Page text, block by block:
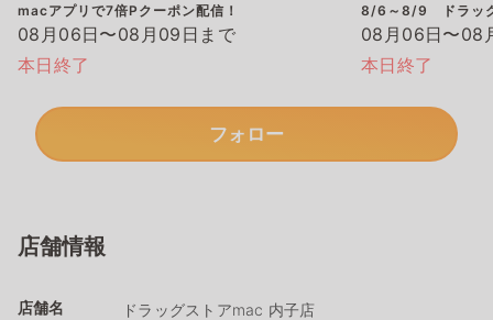
macアプリで7倍Pクーポン配信！
08月06日〜08月09日まで
本日終了
8/6～8/9 ドラッグ
08月06日〜08
本日終了
フォロー
店舗情報
店舗名 ドラッグストアmac 内子店